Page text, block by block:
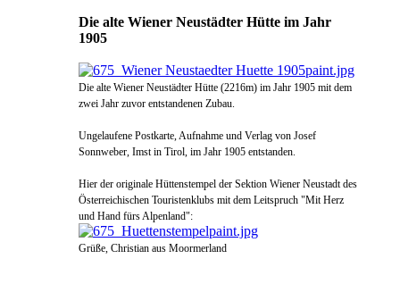
Die alte Wiener Neustädter Hütte im Jahr
1905
Die alte Wiener Neustädter Hütte (2216m) im Jahr 1905 mit dem
zwei Jahr zuvor entstandenen Zubau.
Ungelaufene Postkarte, Aufnahme und Verlag von Josef
Sonnweber, Imst in Tirol, im Jahr 1905 entstanden.
Hier der originale Hüttenstempel der Sektion Wiener Neustadt des
Österreichischen Touristenklubs mit dem Leitspruch "Mit Herz
und Hand fürs Alpenland":
Grüße, Christian aus Moormerland